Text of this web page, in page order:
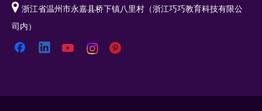
 浙江省温州市永嘉县桥下镇八里村（浙江巧巧教育科技有限公
司内）